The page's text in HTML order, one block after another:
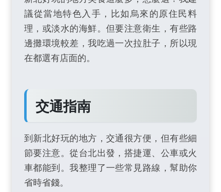
議從當地特色入手，比如烏來的原住民料
理，或淡水的海鮮。但要注意衛生，有些路
邊攤環境較差，我吃過一次拉肚子，所以現
在都選有店面的。
交通指南
到新北好玩的地方，交通很方便，但有些細
節要注意。從台北出發，搭捷運、公車或火
車都能到。我整理了一些常見路線，幫助你
省時省錢。